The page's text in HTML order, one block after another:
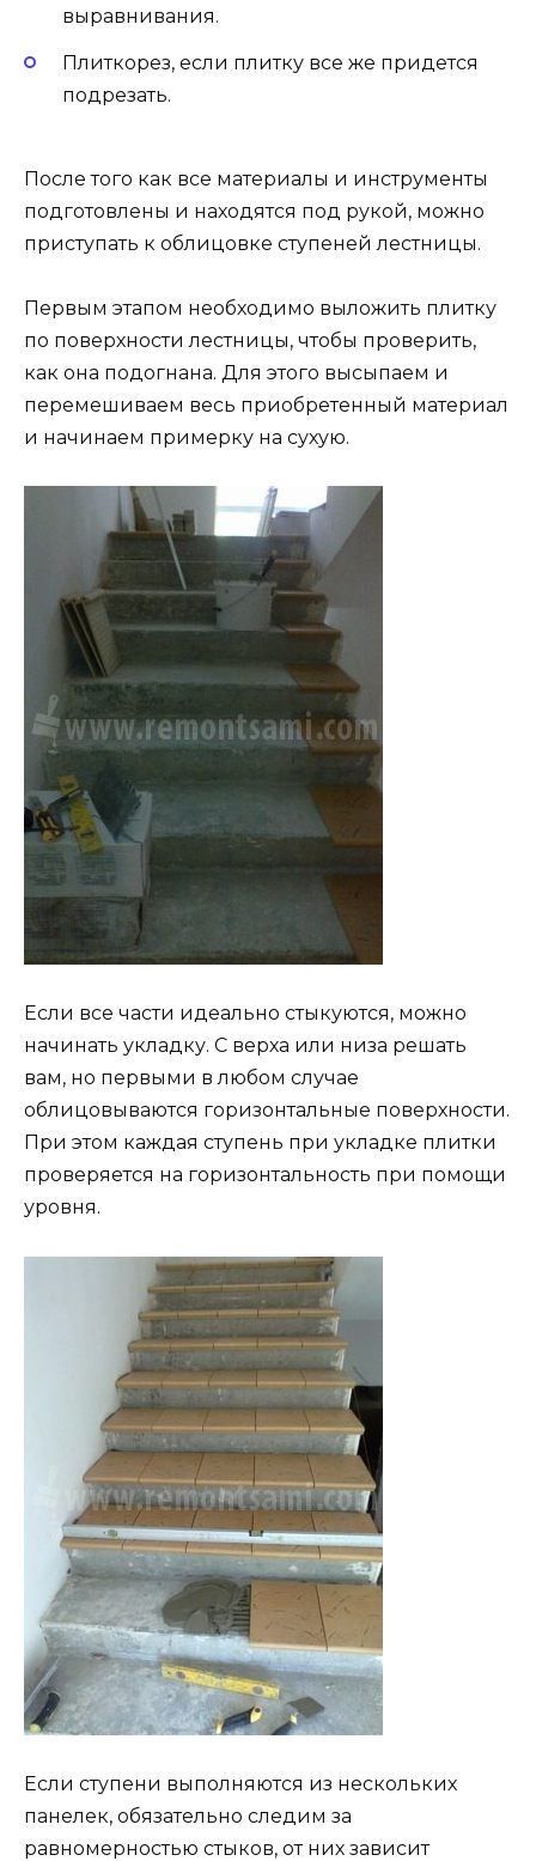
выравнивания.
Плиткорез, если плитку все же придется
подрезать.
После того как все материалы и инструменты
подготовлены и находятся под рукой, можно
приступать к облицовке ступеней лестницы.
Первым этапом необходимо выложить плитку
по поверхности лестницы, чтобы проверить,
как она подогнана. Для этого высыпаем и
перемешиваем весь приобретенный материал
и начинаем примерку на сухую.
Если все части идеально стыкуются, можно
начинать укладку. С верха или низа решать
вам, но первыми в любом случае
облицовываются горизонтальные поверхности.
При этом каждая ступень при укладке плитки
проверяется на горизонтальность при помощи
уровня.
Если ступени выполняются из нескольких
панелек, обязательно следим за
равномерностью стыков, от них зависит